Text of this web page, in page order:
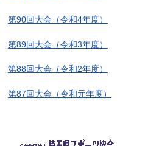
第90回大会（令和4年度）
第89回大会（令和3年度）
第88回大会（令和2年度）
第87回大会（令和元年度）